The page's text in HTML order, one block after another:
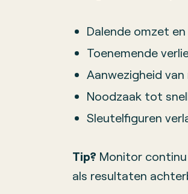
Dalende omzet
Toenemende
Aanwezigheid
Noodzaak tot
Sleutelfiguren
Tip? Monitor
als resultaten